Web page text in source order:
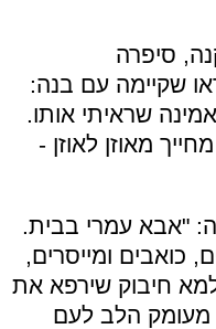
סיפרה
שקיימה עם בנה:
שראיתי אותו.
מאוזן לאוזן -
"אבא עמרי בבית.
ארוכים, כואבים ומייסרים,
חיבוק שירפא את
מעומק הלב לעם